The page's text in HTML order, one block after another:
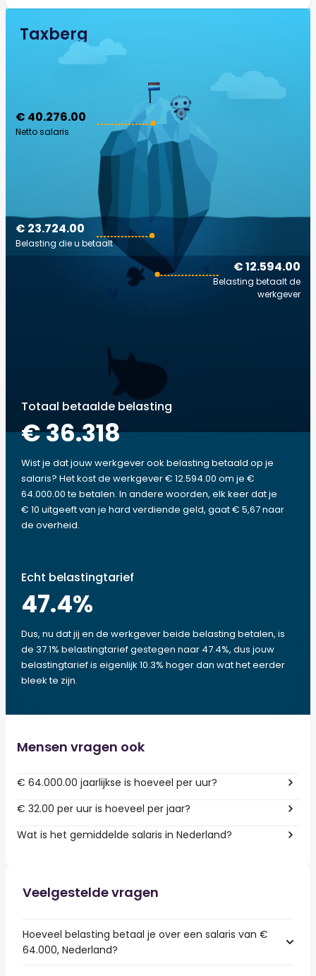
Taxberg
€ 40.276.00
Netto salaris
€ 12.594.00
Belasting betaalt de
werkgever
€ 23.724.00
Belasting die u betaalt
Totaal betaalde belasting
€ 36.318
Wist je dat jouw werkgever ook belasting betaald op je
salaris? Het kost de werkgever € 12.594.00 om je €
64.000.00 te betalen. In andere woorden, elk keer dat je
€ 10 uitgeeft van je hard verdiende geld, gaat € 5,67 naar
de overheid.
Echt belastingtarief
47.4%
Dus, nu dat jij en de werkgever beide belasting betalen, is
de 37.1% belastingtarief gestegen naar 47.4%, dus jouw
belastingtarief is eigenlijk 10.3% hoger dan wat het eerder
bleek te zijn.
Mensen vragen ook
€ 64.000.00 jaarlijkse is hoeveel per uur?
€ 32.00 per uur is hoeveel per jaar?
Wat is het gemiddelde salaris in Nederland?
Veelgestelde vragen
Hoeveel belasting betaal je over een salaris van €
64.000, Nederland?